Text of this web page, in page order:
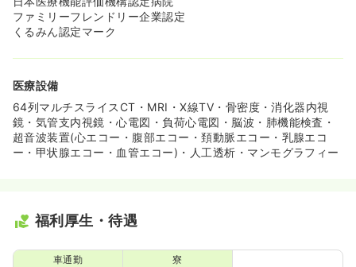
ファミリーフレンドリー企業認定
くるみん認定マーク
医療設備
64列マルチスライスCT・MRI・X線TV・骨密度・消化器内視
鏡・気管支内視鏡・心電図・負荷心電図・脳波・肺機能検査・
超音波装置(心エコー・腹部エコー・頚動脈エコー・乳腺エコ
ー・甲状腺エコー・血管エコー)・人工透析・マンモグラフィー
福利厚生・待遇
車通勤 寮